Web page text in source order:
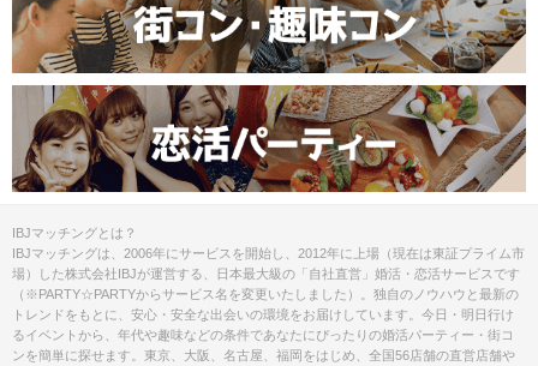
IBJマッチングとは？
IBJマッチングは、2006年にサービスを開始し、2012年に上場（現在は東証プライム市
場）した株式会社IBJが運営する、日本最大級の「自社直営」婚活・恋活サービスです
（※PARTY☆PARTYからサービス名を変更いたしました）。独自のノウハウと最新の
トレンドをもとに、安心・安全な出会いの環境をお届けしています。今日・明日行け
るイベントから、年代や趣味などの条件であなたにぴったりの婚活パーティー・街コ
ンを簡単に探せます。東京、大阪、名古屋、福岡をはじめ、全国56店舗の直営店舗や